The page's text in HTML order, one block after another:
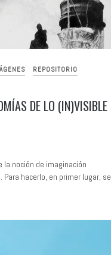
REPOSITORIO
DE LO (IN)VISIBLE
la noción de imaginación
hacerlo, en primer lugar, se